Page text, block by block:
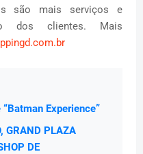
são mais serviços e
dos clientes. Mais
Experience”
GRAND PLAZA
DE